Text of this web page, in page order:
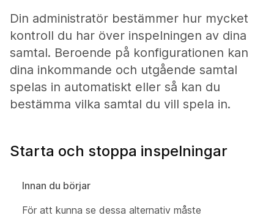
Din administratör bestämmer hur mycket
kontroll du har över inspelningen av dina
samtal. Beroende på konfigurationen kan
dina inkommande och utgående samtal
spelas in automatiskt eller så kan du
bestämma vilka samtal du vill spela in.
Starta och stoppa inspelningar
Innan du börjar
För att kunna se dessa alternativ måste